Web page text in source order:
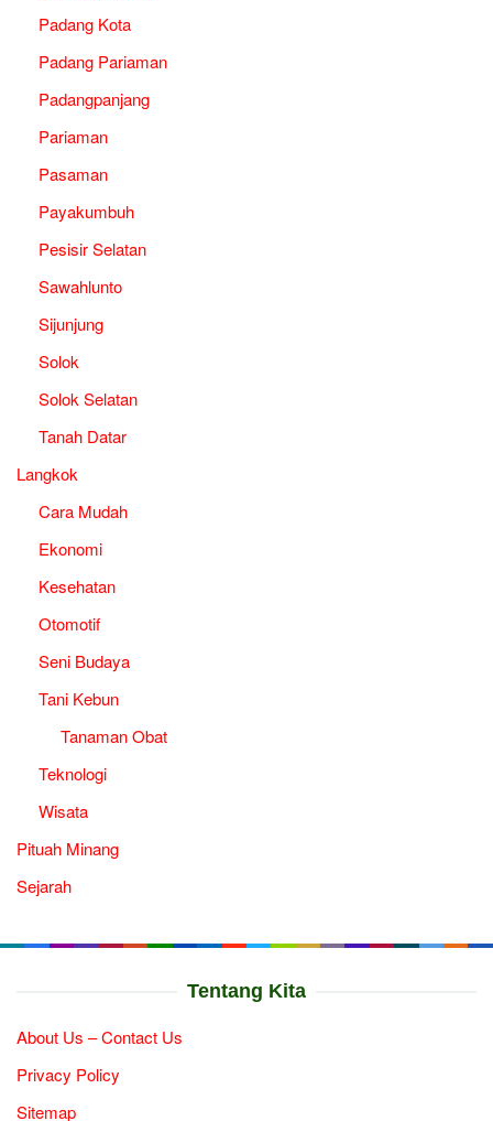
Padang Kota
Padang Pariaman
Padangpanjang
Pariaman
Pasaman
Payakumbuh
Pesisir Selatan
Sawahlunto
Sijunjung
Solok
Solok Selatan
Tanah Datar
Langkok
Cara Mudah
Ekonomi
Kesehatan
Otomotif
Seni Budaya
Tani Kebun
Tanaman Obat
Teknologi
Wisata
Pituah Minang
Sejarah
Tentang Kita
About Us – Contact Us
Privacy Policy
Sitemap